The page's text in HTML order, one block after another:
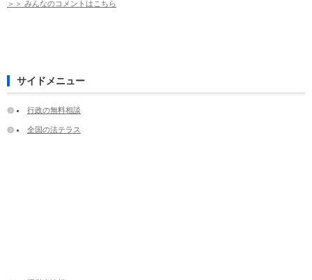
＞＞ みんなのコメントはこちら
サイドメニュー
行政の無料相談
全国の法テラス